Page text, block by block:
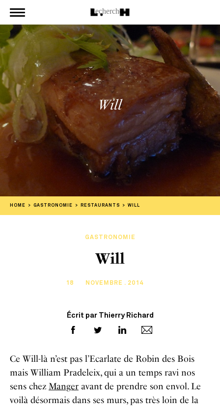
Will
HOME GASTRONOMIE RESTAURANTS WILL
GASTRONOMIE
Will
18 NOVEMBRE . 2014
Écrit par Thierry Richard
Ce Will-là n’est pas l’Ecarlate de Robin des Bois
mais William Pradeleix, qui a un temps ravi nos
sens chez Manger avant de prendre son envol. Le
voilà désormais dans ses murs, pas très loin de la